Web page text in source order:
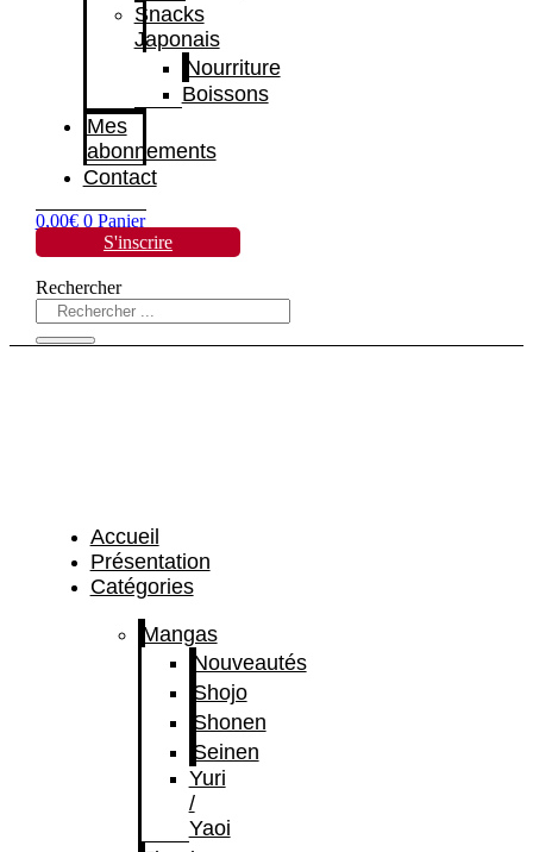
Snacks
Japonais
Nourriture
Boissons
Mes
abonnements
Contact
0,00€ 0 Panier
S'inscrire
Rechercher
Accueil
Présentation
Catégories
Mangas
Nouveautés
Shojo
Shonen
Seinen
Yuri
/
Yaoi